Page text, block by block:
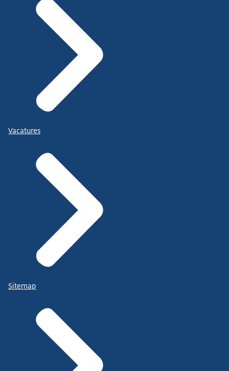
Vacatures
Sitemap